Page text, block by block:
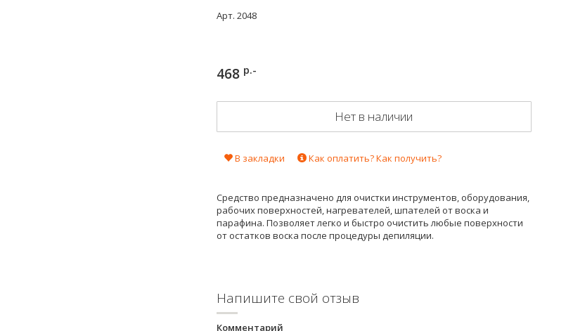
Арт. 2048
468 р.-
Нет в наличии
В закладки Как оплатить? Как получить?
Средство предназначено для очистки инструментов, оборудования,
рабочих поверхностей, нагревателей, шпателей от воска и
парафина. Позволяет легко и быстро очистить любые поверхности
от остатков воска после процедуры депиляции.
Напишите свой отзыв
Комментарий